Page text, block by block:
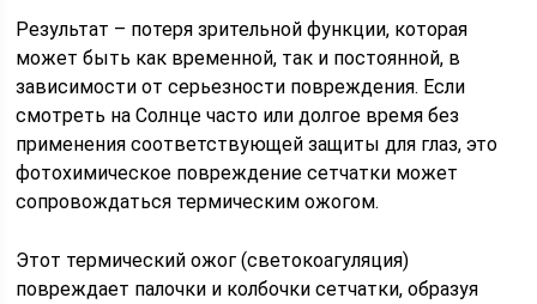
Результат – потеря зрительной функции, которая
может быть как временной, так и постоянной, в
зависимости от серьезности повреждения. Если
смотреть на Солнце часто или долгое время без
применения соответствующей защиты для глаз, это
фотохимическое повреждение сетчатки может
сопровождаться термическим ожогом.
Этот термический ожог (светокоагуляция)
повреждает палочки и колбочки сетчатки, образуя